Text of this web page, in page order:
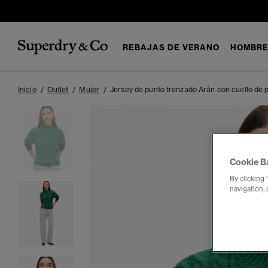
REBAJAS DE VERANO HOMBRE
Inicio Outlet Mujer Jersey de punto trenzado Arán con cuello de
Cookie
By clicking
navigation,